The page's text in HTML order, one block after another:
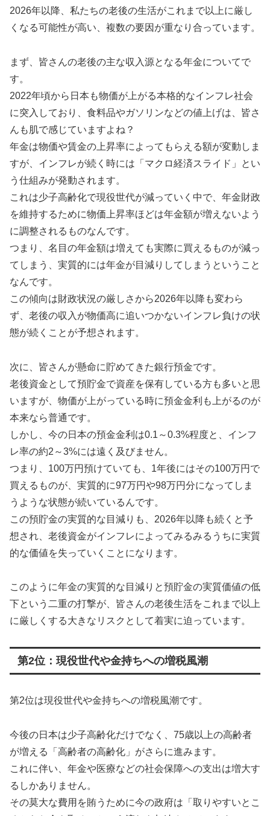
2026年以降、私たちの老後の生活がこれまで以上に厳し
くなる可能性が高い、複数の要因が重なり合っています。
まず、皆さんの老後の主な収入源となる年金についてで
す。
2022年頃から日本も物価が上がる本格的なインフレ社会
に突入しており、食料品やガソリンなどの値上げは、皆さ
んも肌で感じていますよね？
年金は物価や賃金の上昇率によってもらえる額が変動しま
すが、インフレが続く時には「マクロ経済スライド」とい
う仕組みが発動されます。
これは少子高齢化で現役世代が減っていく中で、年金財政
を維持するために物価上昇率ほどは年金額が増えないよう
に調整されるものなんです。
つまり、名目の年金額は増えても実際に買えるものが減っ
てしまう、実質的には年金が目減りしてしまうということ
なんです。
この傾向は財政状況の厳しさから2026年以降も変わら
ず、老後の収入が物価高に追いつかないインフレ負けの状
態が続くことが予想されます。
次に、皆さんが懸命に貯めてきた銀行預金です。
老後資金として預貯金で資産を保有している方も多いと思
いますが、物価が上がっている時に預金金利も上がるのが
本来なら普通です。
しかし、今の日本の預金金利は0.1～0.3%程度と、インフ
レ率の約2～3%には遠く及びません。
つまり、100万円預けていても、1年後にはその100万円で
買えるものが、実質的に97万円や98万円分になってしま
うような状態が続いているんです。
この預貯金の実質的な目減りも、2026年以降も続くと予
想され、老後資金がインフレによってみるみるうちに実質
的な価値を失っていくことになります。
このように年金の実質的な目減りと預貯金の実質価値の低
下という二重の打撃が、皆さんの老後生活をこれまで以上
に厳しくする大きなリスクとして着実に迫っています。
第2位：現役世代や金持ちへの増税風潮
第2位は現役世代や金持ちへの増税風潮です。
今後の日本は少子高齢化だけでなく、75歳以上の高齢者
が増える「高齢者の高齢化」がさらに進みます。
これに伴い、年金や医療などの社会保障への支出は増大す
るしかありません。
その莫大な費用を賄うために今の政府は「取りやすいとこ